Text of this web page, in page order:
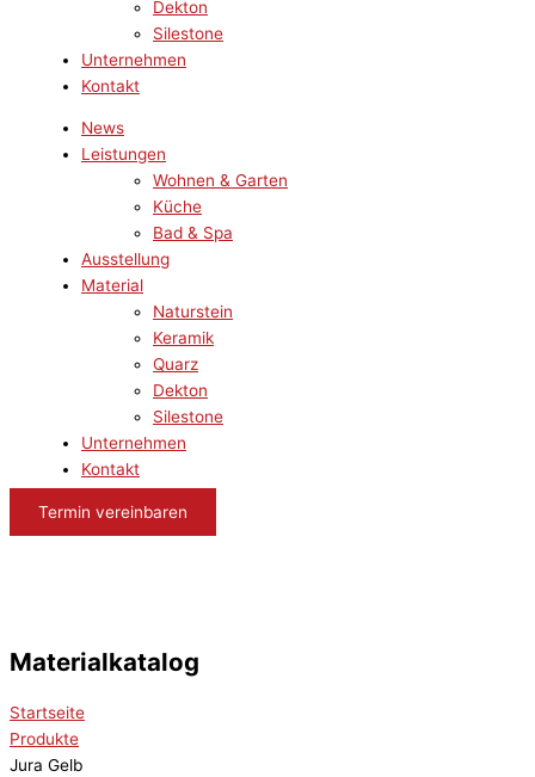
Dekton
Silestone
Unternehmen
Kontakt
News
Leistungen
Wohnen & Garten
Küche
Bad & Spa
Ausstellung
Material
Naturstein
Keramik
Quarz
Dekton
Silestone
Unternehmen
Kontakt
Termin vereinbaren
Materialkatalog
Startseite
Produkte
Jura Gelb